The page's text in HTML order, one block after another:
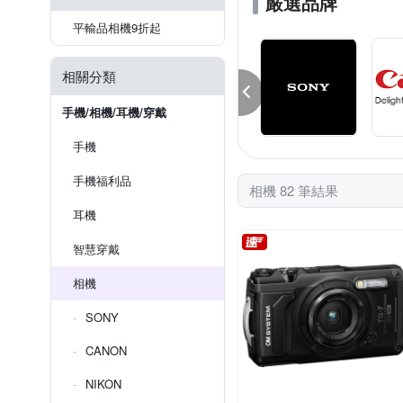
平輸品相機9折起
相關分類
手機/相機/耳機/穿戴
手機
手機福利品
耳機
智慧穿戴
相機
SONY
CANON
NIKON
相機 82 筆結果